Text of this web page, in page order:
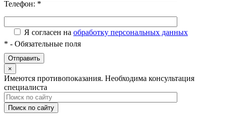
Телефон: *
Я согласен на обработку персональных данных
* - Обязательные поля
×
Имеются противопоказания. Необходима консультация
специалиста